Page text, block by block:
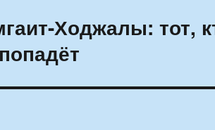
Ходжалы: тот,